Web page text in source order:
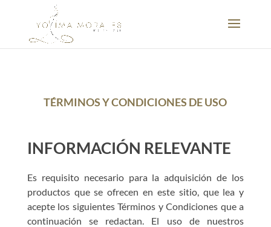
TÉRMINOS Y CONDICIONES DE USO
INFORMACIÓN RELEVANTE
Es requisito necesario para la adquisición de los
productos que se ofrecen en este sitio, que lea y
acepte los siguientes Términos y Condiciones que a
continuación se redactan. El uso de nuestros